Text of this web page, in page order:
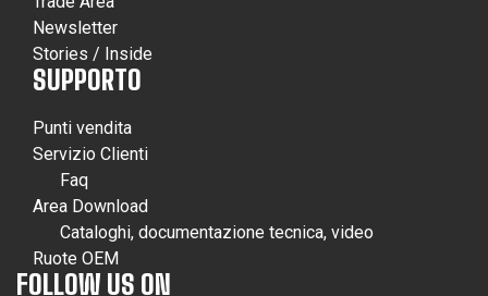
Newsletter
Stories / Inside
SUPPORTO
Punti vendita
Servizio Clienti
Faq
Area Download
Cataloghi, documentazione tecnica, video
Ruote OEM
FOLLOW US ON